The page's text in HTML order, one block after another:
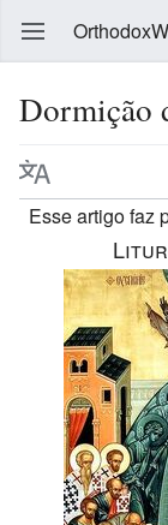
Dormição
Esse artigo faz